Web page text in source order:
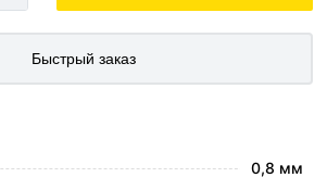
Быстрый заказ
0,8 мм